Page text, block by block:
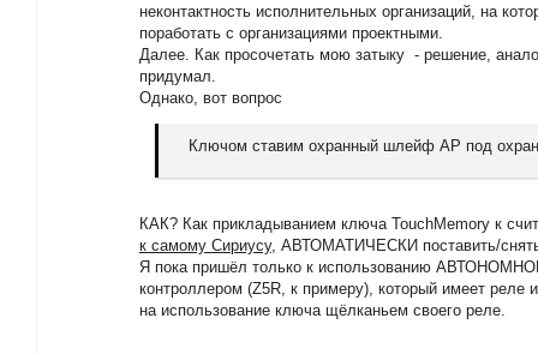
неконтактность исполнительных организаций, на
поработать с организациями проектными.
Далее. Как просочетать мою затыку - решение,
придумал.
Однако, вот вопрос
Ключом ставим охранный шлейф АР под
КАК? Как прикладыванием ключа TouchMemory к
к самому Сириусу, АВТОМАТИЧЕСКИ поставить/
Я пока пришёл только к использованию
контроллером (Z5R, к примеру), который имеет реле
на использование ключа щёлканьем своего реле.